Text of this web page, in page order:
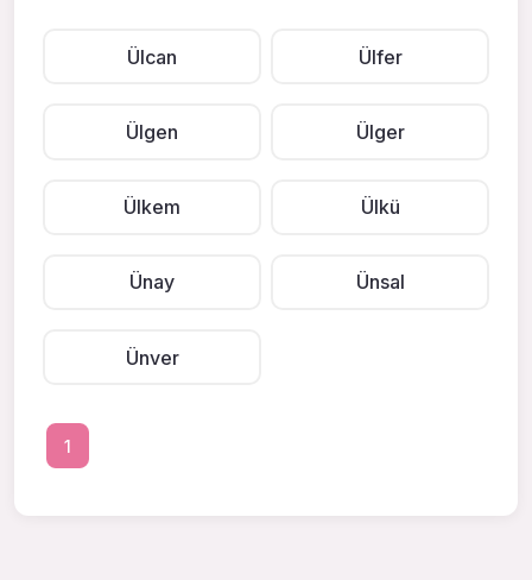
Ülcan Ülfer
Ülgen Ülger
Ülkem Ülkü
Ünay Ünsal
Ünver
1